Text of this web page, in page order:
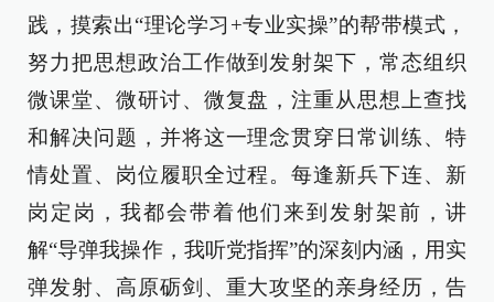
践，摸索出“理论学习+专业实操”的帮带模式，
努力把思想政治工作做到发射架下，常态组织
微课堂、微研讨、微复盘，注重从思想上查找
和解决问题，并将这一理念贯穿日常训练、特
情处置、岗位履职全过程。每逢新兵下连、新
岗定岗，我都会带着他们来到发射架前，讲
解“导弹我操作，我听党指挥”的深刻内涵，用实
弹发射、高原砺剑、重大攻坚的亲身经历，告